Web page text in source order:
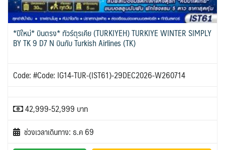
*ปีใหม่* บินตรง* ทัวร์ตุรเคีย (TURKIYEH) TURKIYE WINTER SIMPLY
BY TK 9 D7 N บินกับ Turkish Airlines (TK)
Code: #Code: IG14-TUR-(IST61)-29DEC2026-W260714
42,999-52,999 บาท
ช่วงเวลาเดินทาง: ธ.ค 69